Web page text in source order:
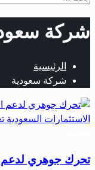
شركة
الرئيسية
شركة سعودية
تحرك جوهري لدعم